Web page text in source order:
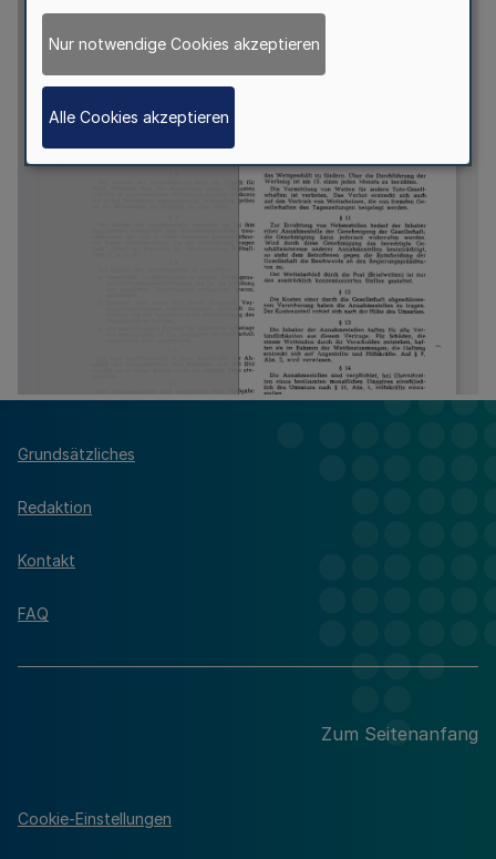
Grundsätzliches
Redaktion
Kontakt
FAQ
Zum Seitenanfang
Cookie-Einstellungen
Nur notwendige Cookies akzeptieren
Alle Cookies akzeptieren